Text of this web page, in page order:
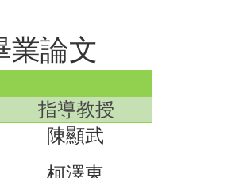
業論文
指導教授
陳顯武
柯澤東